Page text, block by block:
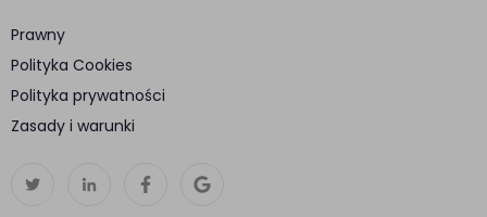
Prawny
Polityka Cookies
Polityka prywatności
Zasady i warunki